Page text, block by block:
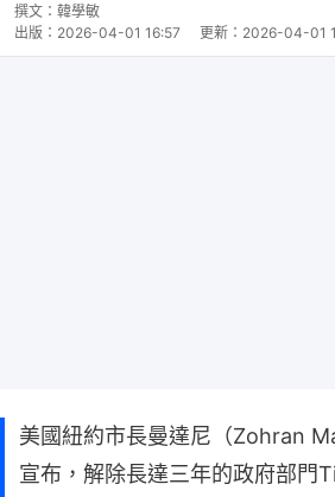
撰文： 韓學敏
出版： 2026-04-01 16:57 更新： 2026-04-01
美國紐約市長曼達尼（Zohran
宣布，解除長達三年的政府部門